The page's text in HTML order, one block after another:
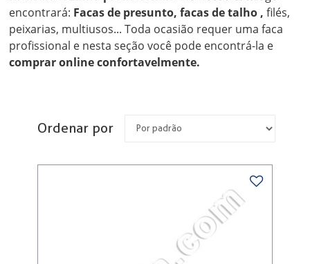
encontrará: Facas de presunto, facas de talho , filés,
peixarias, multiusos... Toda ocasião requer uma faca
profissional e nesta seção você pode encontrá-la e
comprar online confortavelmente.
Ordenar por